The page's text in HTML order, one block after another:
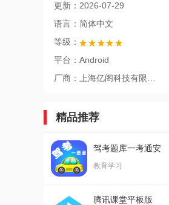
更新：2026-07-29
语言：简体中文
等级：
平台：Android
精品推荐
驾考题库一考通安
卓版
教育学习
腾讯课堂平板版